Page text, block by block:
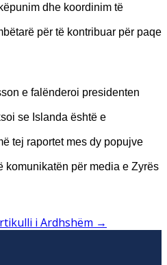
dhe koordinim të
për të kontribuar për paqe
e falënderoi presidenten
se Islanda është e
tej raportet mes dy popujve
komunikatën për media e Zyrës
i Ardhshëm →